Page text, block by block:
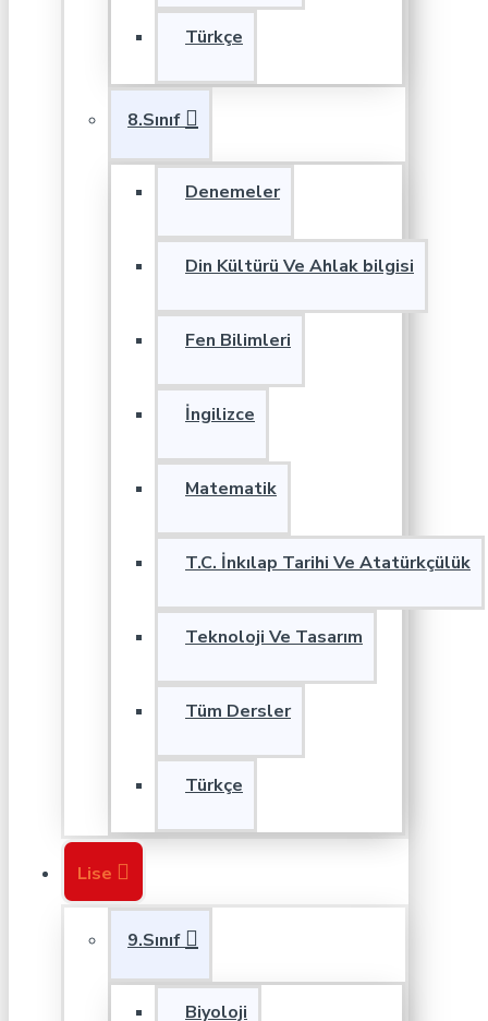
Türkçe
8.Sınıf
Denemeler
Din Kültürü Ve Ahlak bilgisi
Fen Bilimleri
İngilizce
Matematik
T.C. İnkılap Tarihi Ve Atatürkçülük
Teknoloji Ve Tasarım
Tüm Dersler
Türkçe
Lise
9.Sınıf
Biyoloji